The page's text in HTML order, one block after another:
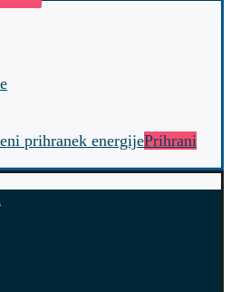
prihranek energijePrihrani